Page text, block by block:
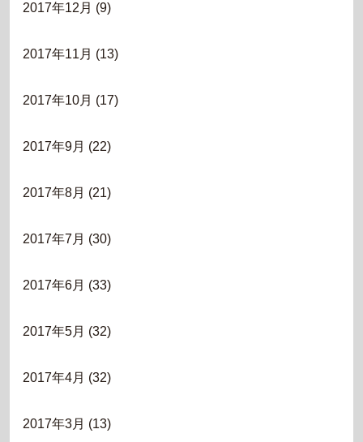
2017年12月 (9)
2017年11月 (13)
2017年10月 (17)
2017年9月 (22)
2017年8月 (21)
2017年7月 (30)
2017年6月 (33)
2017年5月 (32)
2017年4月 (32)
2017年3月 (13)